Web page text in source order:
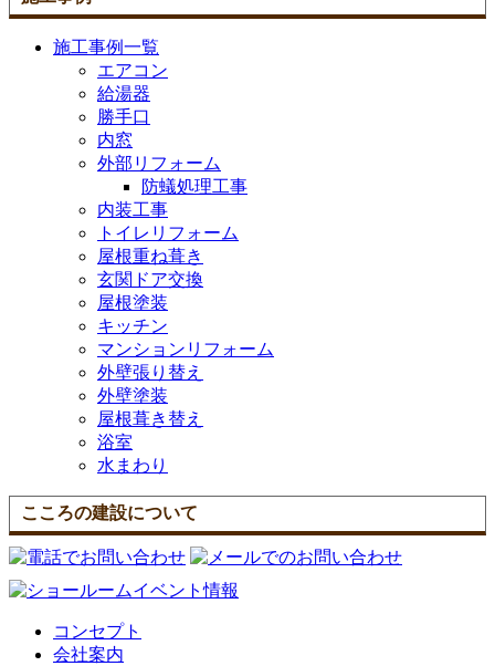
施工事例一覧
エアコン
給湯器
勝手口
内窓
外部リフォーム
防蟻処理工事
内装工事
トイレリフォーム
屋根重ね葺き
玄関ドア交換
屋根塗装
キッチン
マンションリフォーム
外壁張り替え
外壁塗装
屋根葺き替え
浴室
水まわり
こころの建設について
コンセプト
会社案内